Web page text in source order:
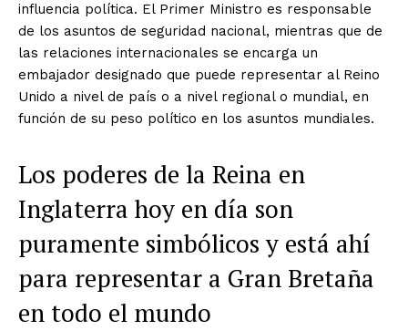
influencia política. El Primer Ministro es responsable
de los asuntos de seguridad nacional, mientras que de
las relaciones internacionales se encarga un
embajador designado que puede representar al Reino
Unido a nivel de país o a nivel regional o mundial, en
función de su peso político en los asuntos mundiales.
Los poderes de la Reina en
Inglaterra hoy en día son
puramente simbólicos y está ahí
para representar a Gran Bretaña
en todo el mundo